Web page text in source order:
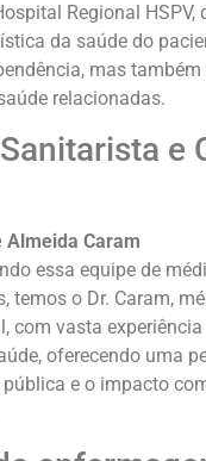
Regional HSPV,
da saúde do
mas
relacionadas.
e
Almeida Caram
essa equipe de
temos o Dr. Caram,
com vasta
oferecendo uma
pública e o impacto